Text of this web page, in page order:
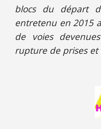
blocs du départ
entretenu en 2015
de voies
rupture de prises et